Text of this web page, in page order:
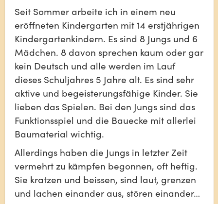
Seit Sommer arbeite ich in einem neu
eröffneten Kindergarten mit 14 erstjährigen
Kindergartenkindern. Es sind 8 Jungs und 6
Mädchen. 8 davon sprechen kaum oder gar
kein Deutsch und alle werden im Lauf
dieses Schuljahres 5 Jahre alt. Es sind sehr
aktive und begeisterungsfähige Kinder. Sie
lieben das Spielen. Bei den Jungs sind das
Funktionsspiel und die Bauecke mit allerlei
Baumaterial wichtig.
Allerdings haben die Jungs in letzter Zeit
vermehrt zu kämpfen begonnen, oft heftig.
Sie kratzen und beissen, sind laut, grenzen
und lachen einander aus, stören einander…